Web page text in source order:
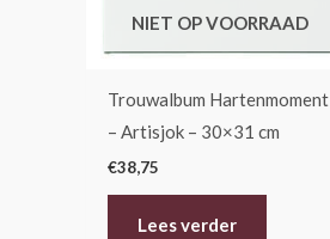
NIET OP VOORRAAD
Trouwalbum Hartenmoment
– Artisjok – 30×31 cm
€38,75
Lees verder